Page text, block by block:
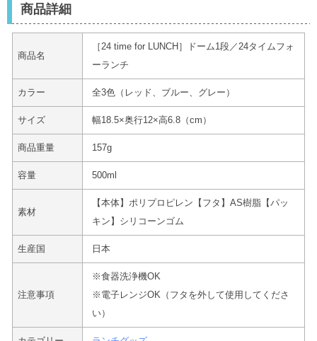
商品詳細
商品名
［24 time for LUNCH］ドーム1段／24タイムフォ
ーランチ
カラー 全3色（レッド、ブルー、グレー）
サイズ 幅18.5×奥行12×高6.8（cm）
商品重量 157g
容量 500ml
素材
【本体】ポリプロピレン【フタ】AS樹脂【パッ
キン】シリコーンゴム
生産国 日本
注意事項
※食器洗浄機OK
※電子レンジOK（フタを外して使用してくださ
い）